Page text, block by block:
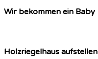
Wir bekommen ein Baby
Holzriegelhaus aufstellen